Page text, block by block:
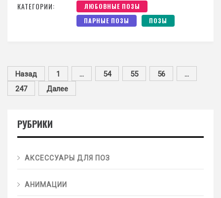
КАТЕГОРИИ:
ЛЮБОВНЫЕ ПОЗЫ
ПАРНЫЕ ПОЗЫ
ПОЗЫ
Назад 1 … 54 55 56
…
247
Далее
РУБРИКИ
АКСЕССУАРЫ ДЛЯ ПОЗ
АНИМАЦИИ